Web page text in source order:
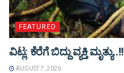
FEATURED
ವಿಟ್ಲ: ಕೆರೆಗೆ ಬಿದ್ದು ವ್ಯಕ್ತಿ ಮೃತ್ಯು..!!
AUGUST 7, 2026